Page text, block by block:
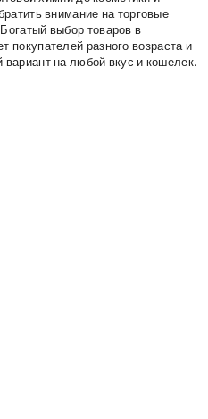
внимание на торговые
Богатый выбор товаров в
покупателей разного возраста и
на любой вкус и кошелек.